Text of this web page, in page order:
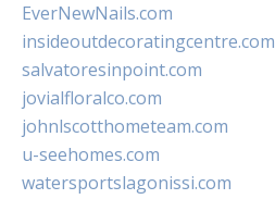
EverNewNails.com
insideoutdecoratingcentre.com
salvatoresinpoint.com
jovialfloralco.com
johnlscotthometeam.com
u-seehomes.com
watersportslagonissi.com